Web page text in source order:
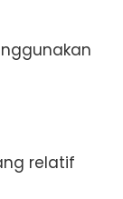
relatif